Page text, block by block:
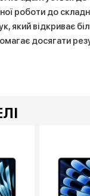
роботи до
який відкриває
досягати